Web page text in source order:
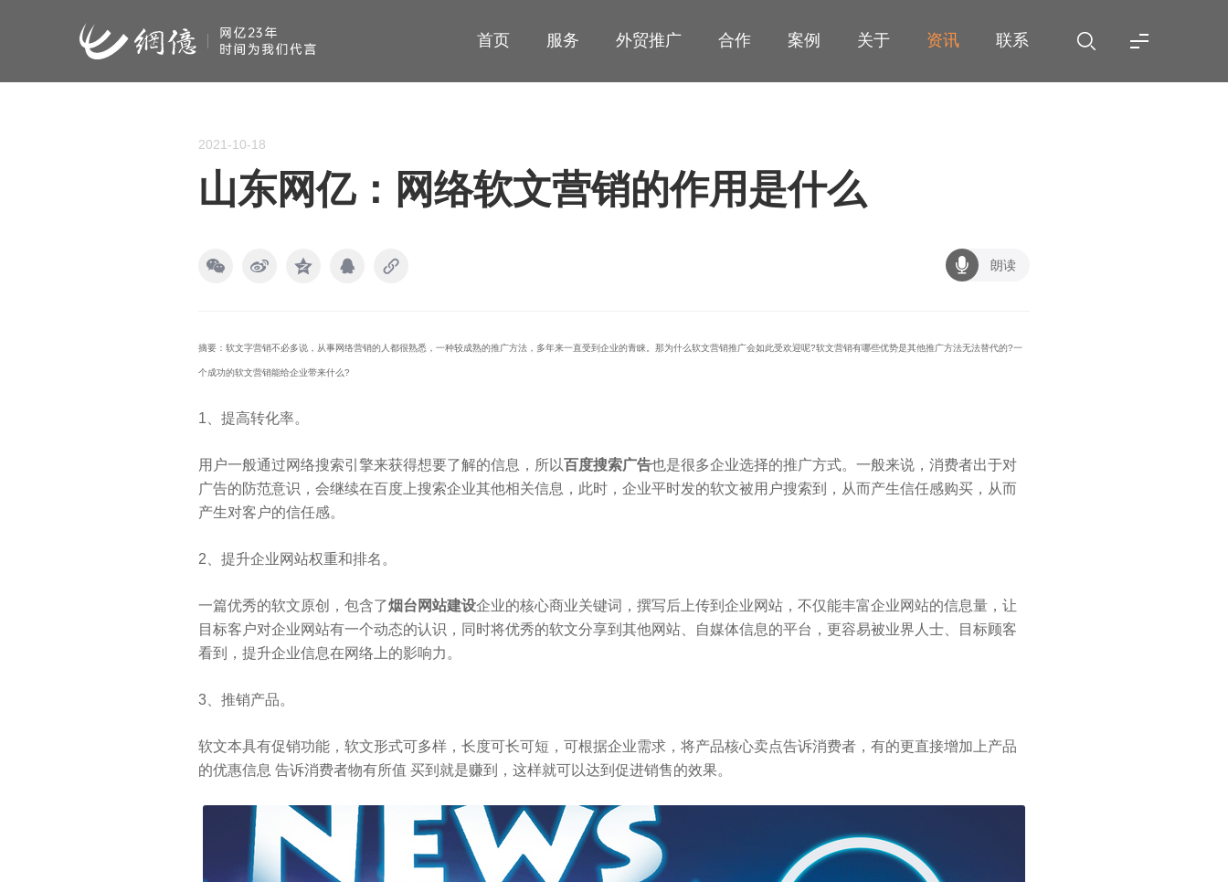
首页 服务 外贸推广 合作 案例 关于 资讯 联系
2021-10-18
山东网亿：网络软文营销的作用是什么
朗读
摘要：软文字营销不必多说，从事网络营销的人都很熟悉，一种较成熟的推广方法，多年来一直受到企业的青睐。那为什么软文营销推广会如此受欢迎呢?软文营销有哪些优势是其他推广方法无法替代的?一
个成功的软文营销能给企业带来什么?
1、提高转化率。
用户一般通过网络搜索引擎来获得想要了解的信息，所以百度搜索广告也是很多企业选择的推广方式。一般来说，消费者出于对
广告的防范意识，会继续在百度上搜索企业其他相关信息，此时，企业平时发的软文被用户搜索到，从而产生信任感购买，从而
产生对客户的信任感。
2、提升企业网站权重和排名。
一篇优秀的软文原创，包含了烟台网站建设企业的核心商业关键词，撰写后上传到企业网站，不仅能丰富企业网站的信息量，让
目标客户对企业网站有一个动态的认识，同时将优秀的软文分享到其他网站、自媒体信息的平台，更容易被业界人士、目标顾客
看到，提升企业信息在网络上的影响力。
3、推销产品。
软文本具有促销功能，软文形式可多样，长度可长可短，可根据企业需求，将产品核心卖点告诉消费者，有的更直接增加上产品
的优惠信息 告诉消费者物有所值 买到就是赚到，这样就可以达到促进销售的效果。